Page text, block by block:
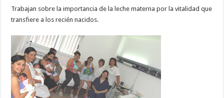
Trabajan sobre la importancia de la leche materna por la vitalidad que
transfiere a los recién nacidos.